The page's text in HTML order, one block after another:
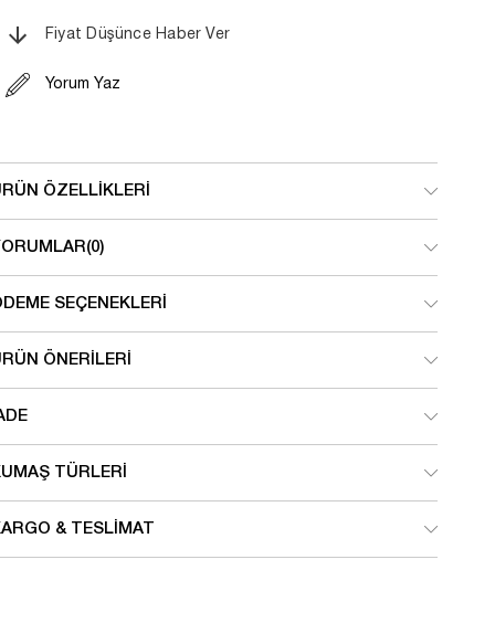
Fiyat Düşünce Haber Ver
Yorum Yaz
ÖZELLIKLERI
(0)
SEÇENEKLERI
ÖNERILERI
TÜRLERI
& TESLIMAT